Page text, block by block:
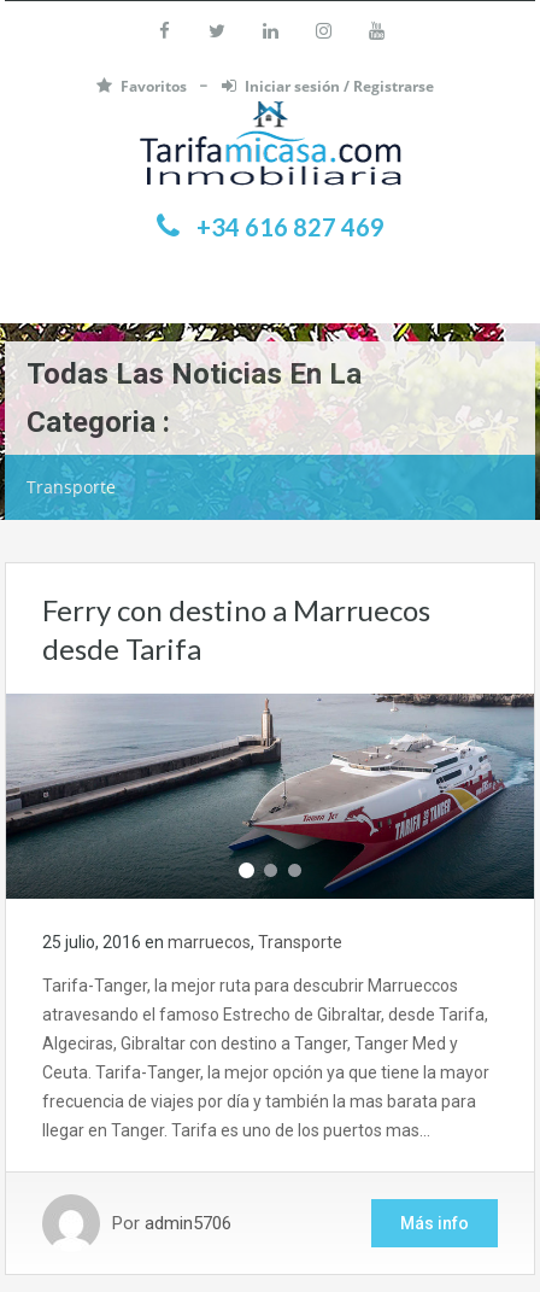
Favoritos Iniciar sesión / Registrarse
+34 616 827 469
Todas Las Noticias En La
Categoria :
Transporte
Ferry con destino a Marruecos
desde Tarifa
25 julio, 2016 en marruecos, Transporte
Tarifa-Tanger, la mejor ruta para descubrir Marrueccos
atravesando el famoso Estrecho de Gibraltar, desde Tarifa,
Algeciras, Gibraltar con destino a Tanger, Tanger Med y
Ceuta. Tarifa-Tanger, la mejor opción ya que tiene la mayor
frecuencia de viajes por día y también la mas barata para
llegar en Tanger. Tarifa es uno de los puertos mas…
Por admin5706 Más info